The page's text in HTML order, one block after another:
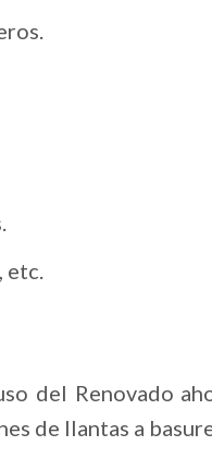
del Renovado
de llantas a